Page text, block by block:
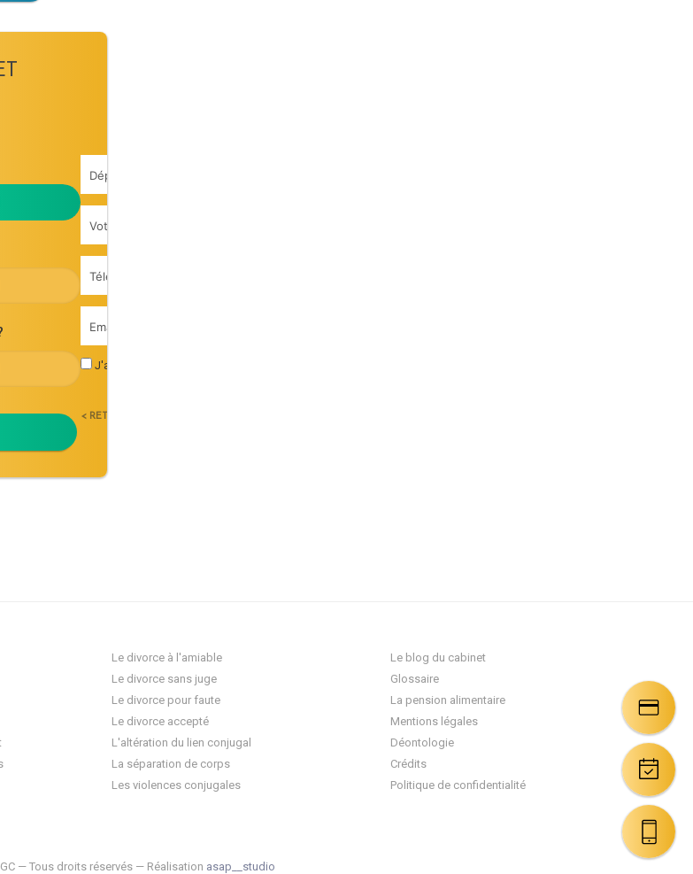
J'accepte les
< RETOUR
Le divorce à l'amiable
Le divorce sans juge
Le divorce pour faute
Le divorce accepté
L'altération du lien conjugal
La séparation de corps
Les violences conjugales
Le blog du cabinet
Glossaire
La pension alimentaire
Mentions légales
Déontologie
Crédits
Politique de confidentialité
— Tous droits réservés — Réalisation asap__studio